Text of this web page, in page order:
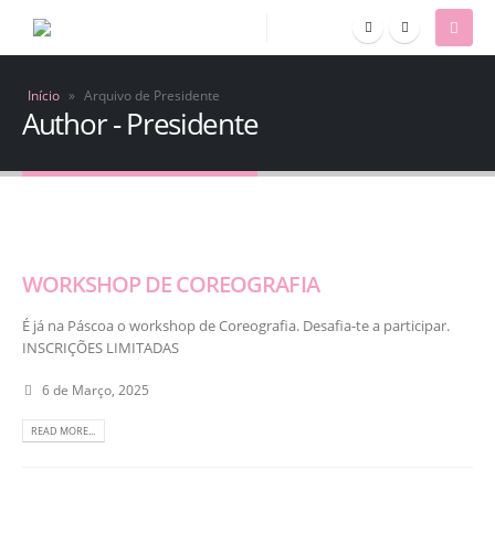
Início » Arquivo de Presidente
Author - Presidente
WORKSHOP DE COREOGRAFIA
É já na Páscoa o workshop de Coreografia. Desafia-te a participar.
INSCRIÇÕES LIMITADAS
6 de Março, 2025
READ MORE...